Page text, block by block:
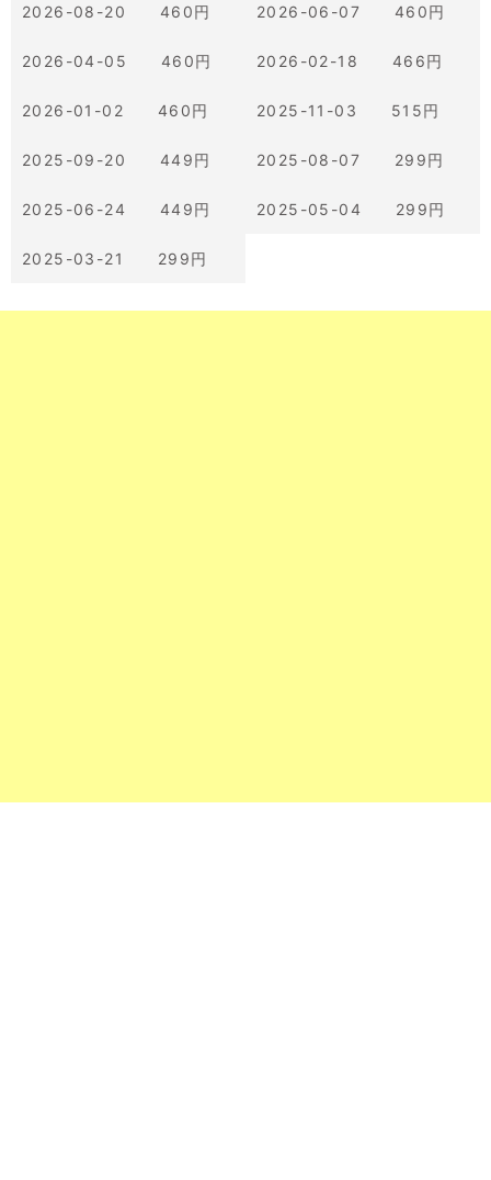
2026-08-20 460円 2026-06-07 460円
2026-04-05 460円 2026-02-18 466円
2026-01-02 460円 2025-11-03 515円
2025-09-20 449円 2025-08-07 299円
2025-06-24 449円 2025-05-04 299円
2025-03-21 299円